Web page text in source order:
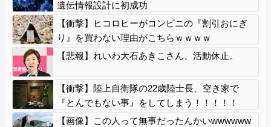
遺伝情報設計に初成功
【衝撃】ヒコロヒーがコンビニの『割引おにぎ
り』を買わない理由がこちらｗｗｗｗ
【悲報】れいわ大石あきこさん、活動休止。
【衝撃】陸上自衛隊の22歳陸士長、空き家で
『とんでもない事』をしてしまう！！！！！
【画像】この人って無事だったんかいwwwwww